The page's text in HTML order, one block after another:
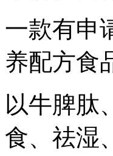
一款有申
养配方食
以牛脾肽
食、祛湿